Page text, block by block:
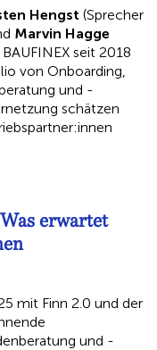
Hengst (Sprecher
Marvin Hagge
seit 2018
von Onboarding,
und -
schätzen
erwartet
mit Finn 2.0 und der
und -